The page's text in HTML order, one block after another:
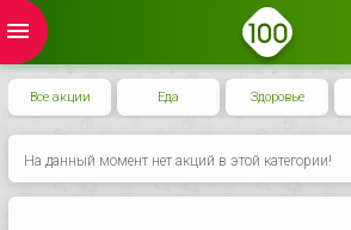
menu
Все акции Еда Здоровье
На данный момент нет акций в этой категории!